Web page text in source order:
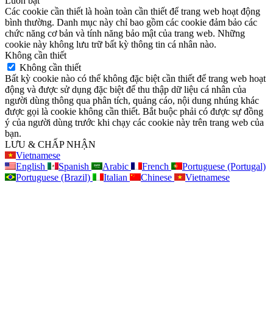
Các cookie cần thiết là hoàn toàn cần thiết để trang web hoạt động
bình thường. Danh mục này chỉ bao gồm các cookie đảm bảo các
chức năng cơ bản và tính năng bảo mật của trang web. Những
cookie này không lưu trữ bất kỳ thông tin cá nhân nào.
Không cần thiết
Không cần thiết
Bất kỳ cookie nào có thể không đặc biệt cần thiết để trang web hoạt
động và được sử dụng đặc biệt để thu thập dữ liệu cá nhân của
người dùng thông qua phân tích, quảng cáo, nội dung nhúng khác
được gọi là cookie không cần thiết. Bắt buộc phải có được sự đồng
ý của người dùng trước khi chạy các cookie này trên trang web của
bạn.
LƯU & CHẤP NHẬN
Vietnamese
English
Spanish Arabic French
Portuguese (Portugal)
Portuguese (Brazil)
Italian Chinese
Vietnamese